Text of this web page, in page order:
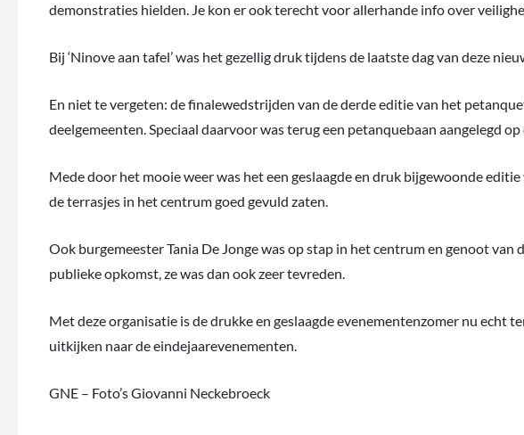
demonstraties hielden. Je kon er ook terecht voor allerhande info over
Bij ‘Ninove aan tafel’ was het gezellig druk tijdens de laatste dag van deze
En niet te vergeten: de finalewedstrijden van de derde editie van het
deelgemeenten. Speciaal daarvoor was terug een petanquebaan aangelegd
Mede door het mooie weer was het een geslaagde en druk bijgewoonde
de terrasjes in het centrum goed gevuld zaten.
Ook burgemeester Tania De Jonge was op stap in het centrum en genoot van
publieke opkomst, ze was dan ook zeer tevreden.
Met deze organisatie is de drukke en geslaagde evenementenzomer nu echt
uitkijken naar de eindejaarevenementen.
GNE – Foto’s Giovanni Neckebroeck